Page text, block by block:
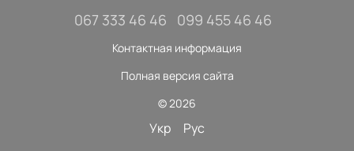
067 333 46 46 099 455 46 46
Контактная информация
Полная версия сайта
© 2026
Укр Рус